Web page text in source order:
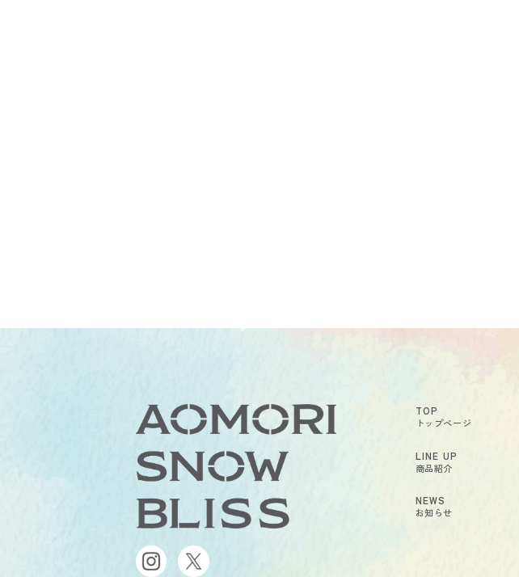
TOP
トップページ
LINE UP
商品紹介
NEWS
お知らせ